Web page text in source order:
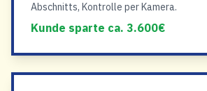
Abschnitts, Kontrolle per Kamera.
Kunde sparte ca. 3.600€